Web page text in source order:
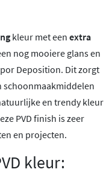
kleur met een extra
nog mooiere glans en
Deposition. Dit zorgt
schoonmaakmiddelen
en trendy kleur
PVD finish is zeer
en projecten.
kleur: